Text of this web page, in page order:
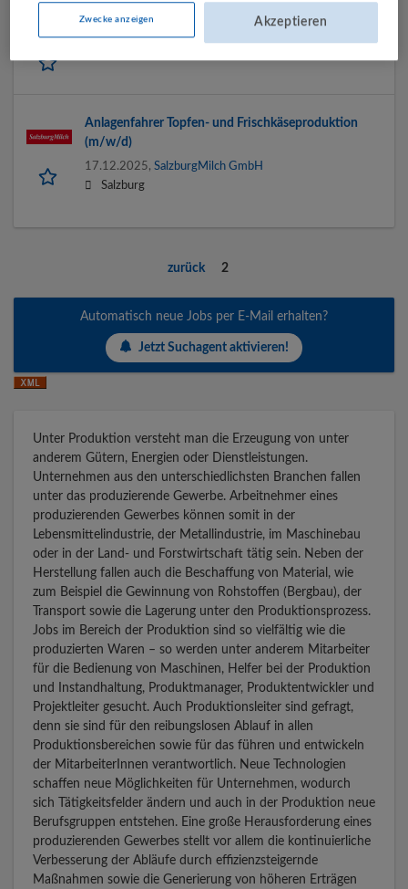
Anlagenfahrer Topfen- und Frischkäseproduktion
(m/w/d)
17.12.2025, SalzburgMilch GmbH
Salzburg
zurück 2
Automatisch neue Jobs per E-Mail erhalten?
Jetzt Suchagent aktivieren!
Unter Produktion versteht man die Erzeugung von unter
anderem Gütern, Energien oder Dienstleistungen.
Unternehmen aus den unterschiedlichsten Branchen fallen
unter das produzierende Gewerbe. Arbeitnehmer eines
produzierenden Gewerbes können somit in der
Lebensmittelindustrie, der Metallindustrie, im Maschinebau
oder in der Land- und Forstwirtschaft tätig sein. Neben der
Herstellung fallen auch die Beschaffung von Material, wie
zum Beispiel die Gewinnung von Rohstoffen (Bergbau), der
Transport sowie die Lagerung unter den Produktionsprozess.
Jobs im Bereich der Produktion sind so vielfältig wie die
produzierten Waren – so werden unter anderem Mitarbeiter
für die Bedienung von Maschinen, Helfer bei der Produktion
und Instandhaltung, Produktmanager, Produktentwickler und
Projektleiter gesucht. Auch Produktionsleiter sind gefragt,
denn sie sind für den reibungslosen Ablauf in allen
Produktionsbereichen sowie für das führen und entwickeln
der MitarbeiterInnen verantwortlich. Neue Technologien
schaffen neue Möglichkeiten für Unternehmen, wodurch
sich Tätigkeitsfelder ändern und auch in der Produktion neue
Berufsgruppen entstehen. Eine große Herausforderung eines
produzierenden Gewerbes stellt vor allem die kontinuierliche
Verbesserung der Abläufe durch effizienzsteigernde
Maßnahmen sowie die Generierung von höheren Erträgen
Zwecke anzeigen Akzeptieren